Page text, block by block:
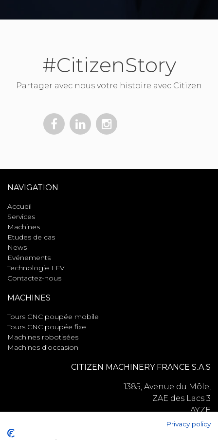
#CitizenStory
Partager avec nous votre histoire avec Citizen
NAVIGATION
Accueil
Services
Machines
Etudes de cas
News
Evénements
Technologie LFV
Contactez-nous
MACHINES
Tours CNC poupée mobile
Tours CNC poupée fixe
Machines robotisées
Machines d’occasion
CITIZEN MACHINERY FRANCE S.A.S
1385, Avenue du Môle,
ZAE des Lacs 3
AYZE
74130
Privacy policy